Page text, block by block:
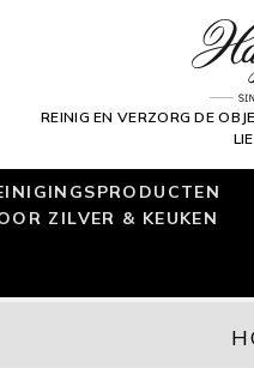
REINIG EN VERZORG DE
ZILVER & KEUKEN